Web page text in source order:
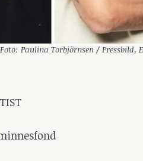
Paulina Torbjörnsen / Pressbild,